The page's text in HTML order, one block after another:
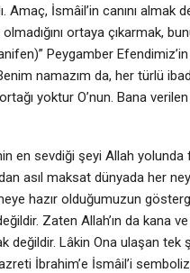
İsmâil’in canını almak
ortaya çıkarmak,
Peygamber
namazım da, her türlü
yoktur O’nun. Bana verilen
en sevdiği şeyi Allah
asıl maksat dünyada her
hazır olduğumuzun
Zaten Allah’ın da kana
değildir. Lâkin Ona ulaşan tek
İbrahim’e İsmâil’i